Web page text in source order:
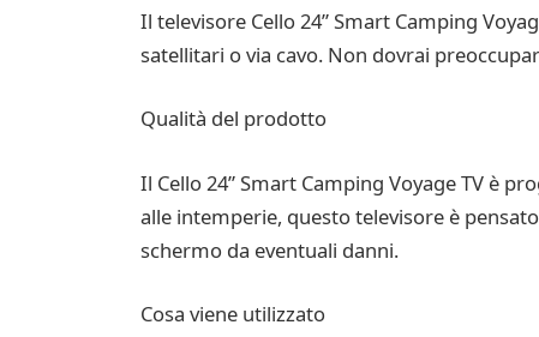
Il televisore Cello 24” Smart Camping
satellitari o via cavo. Non dovrai
Qualità del prodotto
Il Cello 24” Smart Camping Voyage TV è
alle intemperie, questo televisore è
schermo da eventuali danni.
Cosa viene utilizzato